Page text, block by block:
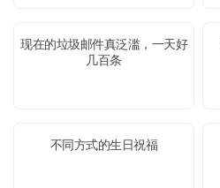
现在的垃圾邮件真泛滥，一天好
几百条
不同方式的生日祝福